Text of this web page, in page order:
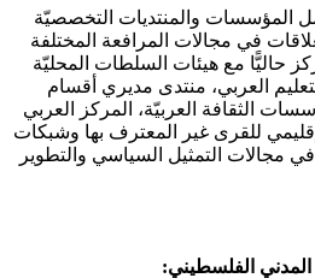
المؤسسات والمنتديات التخصصيّة
في مجالات المرافعة المختلفة
حاليًّا مع هيئات السلطات المحليّة
العربي، منتدى مديري أقسام
الثقافة العربيّة، المركز العربي
للقرى غير المعترف بها وشبكات
مجالات التمثيل السياسي والتطوير
الفلسطيني: